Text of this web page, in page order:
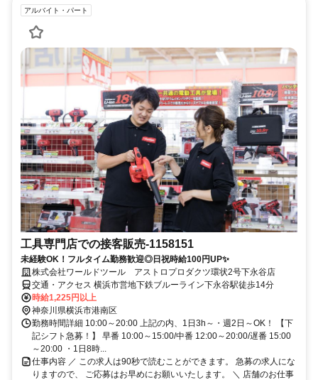
アルバイト・パート
工具専門店での接客販売-1158151
未経験OK！フルタイム勤務歓迎◎日祝時給100円UP✨
株式会社ワールドツール アストロプロダクツ環状2号下永谷店
交通・アクセス 横浜市営地下鉄ブルーライン下永谷駅徒歩14分
時給1,225円以上
神奈川県横浜市港南区
勤務時間詳細 10:00～20:00 上記の内、1日3h～・週2日～OK！ 【下
記シフト急募！】 早番 10:00～15:00/中番 12:00～20:00/遅番 15:00
～20:00 ・1日8時...
仕事内容 ／ この求人は90秒で読むことができます。 急募の求人にな
りますので、 ご応募はお早めにお願いいたします。 ＼ 店舗のお仕事